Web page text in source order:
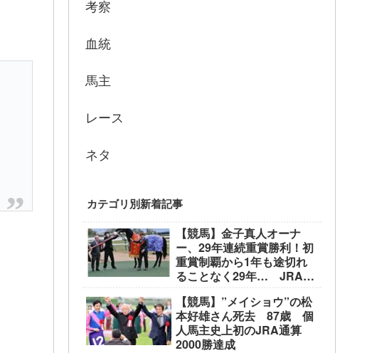
考察
血統
馬主
レース
ネタ
カテゴリ別新着記事
【競馬】金子真人オーナ
ー、29年連続重賞勝利！初
重賞制覇から1年も途切れ
ることなく29年… JRA重
ごすぎる」
【競馬】”メイショウ”の松
本好雄さん死去 87歳 個
人馬主史上初のJRA通算
2000勝達成